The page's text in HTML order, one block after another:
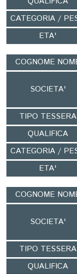
CATEGORIA /
ETA'
COGNOME
SOCIETA'
TIPO TESSERA
QUALIFICA
CATEGORIA /
ETA'
COGNOME
SOCIETA'
TIPO TESSERA
QUALIFICA